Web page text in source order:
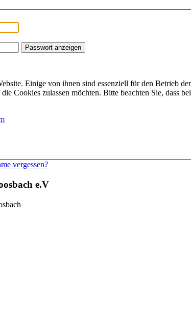
Passwort anzeigen
vergessen?
e.V
Einige von ihnen sind essenziell für den Betrieb
Cookies zulassen möchten. Bitte beachten Sie,